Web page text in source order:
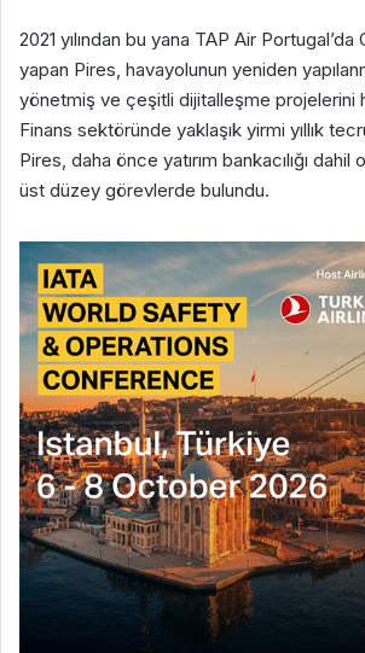
2021 yılından bu yana TAP Air
yapan Pires, havayolunun yeniden
yönetmiş ve çeşitli dijitalleşme projelerini
Finans sektöründe yaklaşık yirmi yıllık
Pires, daha önce yatırım bankacılığı
üst düzey görevlerde bulundu.